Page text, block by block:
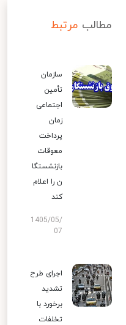
مطالب مرتبط
سازمان
تأمین
اجتماعی
زمان
پرداخت
معوقات
بازنشستگا
ن را اعلام
کند
1405/05/
07
اجرای طرح
تشدید
برخورد با
تخلفات